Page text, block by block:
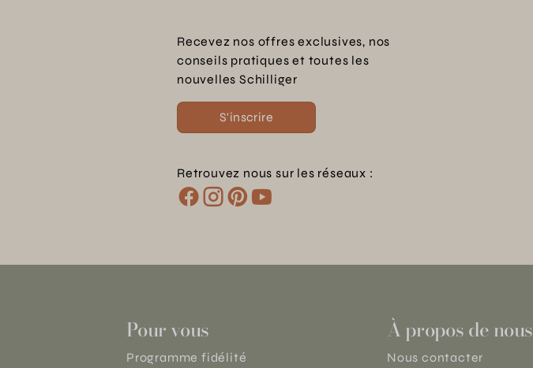
Recevez nos offres exclusives, nos
conseils pratiques et toutes les
nouvelles Schilliger
S'inscrire
Retrouvez nous sur les réseaux :
Pour vous
Programme fidélité
À propos de nous
Nous contacter